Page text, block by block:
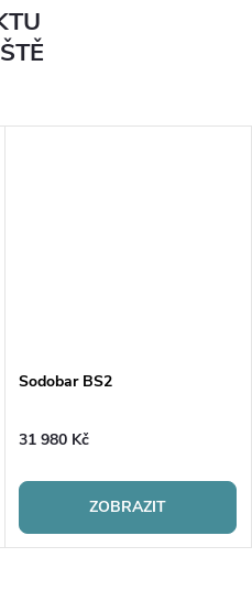
Sodobar BS2
31 980 Kč
ZOBRAZIT